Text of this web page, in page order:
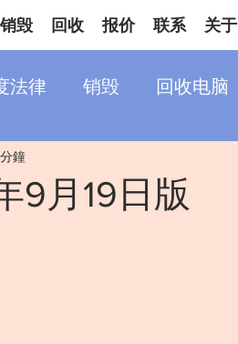
销毁 回收 报价 联系 关于
法律 销毁 回收电脑
9月19日版
鐘